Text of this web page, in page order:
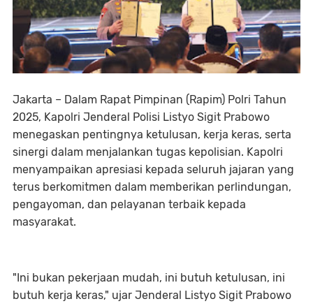
Jakarta – Dalam Rapat Pimpinan (Rapim) Polri Tahun
2025, Kapolri Jenderal Polisi Listyo Sigit Prabowo
menegaskan pentingnya ketulusan, kerja keras, serta
sinergi dalam menjalankan tugas kepolisian. Kapolri
menyampaikan apresiasi kepada seluruh jajaran yang
terus berkomitmen dalam memberikan perlindungan,
pengayoman, dan pelayanan terbaik kepada
masyarakat.
"Ini bukan pekerjaan mudah, ini butuh ketulusan, ini
butuh kerja keras," ujar Jenderal Listyo Sigit Prabowo